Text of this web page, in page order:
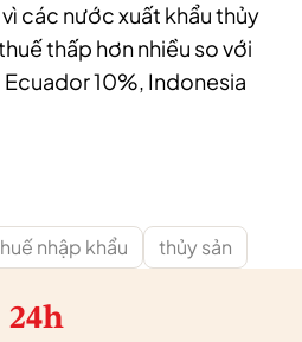
các nước xuất khẩu thủy
thấp hơn nhiều so với
10%, Indonesia
nhập khẩu thủy sản
24h